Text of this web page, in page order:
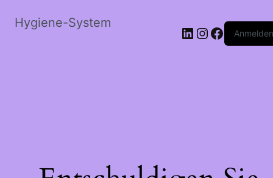
Hygiene-System
LinkedIn
Instagram
Anmelden